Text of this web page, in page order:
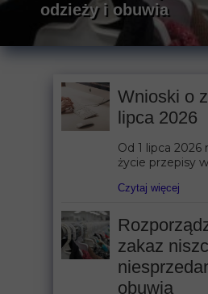
odzieży i obuwia
Wnioski o
lipca 2026
Od 1 lipca 2026
życie przepisy
Czytaj więcej
zakaz
obuwia